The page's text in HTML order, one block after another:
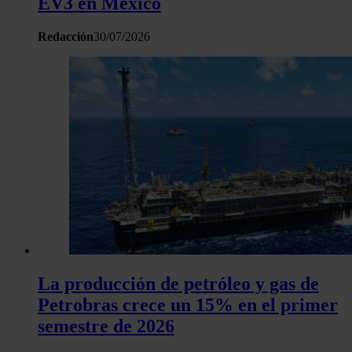
haya proporcionado o que hayan recopilado a partir del uso
hecho de sus servicios.
Redacción30/07/2026
La producción de petróleo y gas de
Petrobras crece un 15% en el primer
semestre de 2026